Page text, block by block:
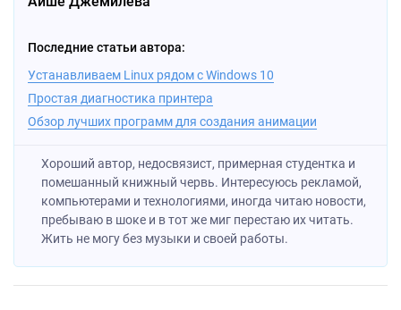
Последние статьи автора:
Устанавливаем Linux рядом с Windows 10
Простая диагностика принтера
Обзор лучших программ для создания анимации
Хороший автор, недосвязист, примерная студентка и
помешанный книжный червь. Интересуюсь рекламой,
компьютерами и технологиями, иногда читаю новости,
пребываю в шоке и в тот же миг перестаю их читать.
Жить не могу без музыки и своей работы.